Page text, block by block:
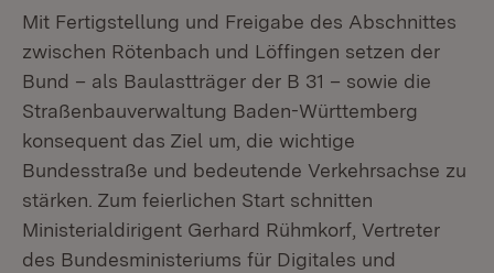
Mit Fertigstellung und Freigabe des Abschnittes
zwischen Rötenbach und Löffingen setzen der
Bund – als Baulastträger der B 31 – sowie die
Straßenbauverwaltung Baden-Württemberg
konsequent das Ziel um, die wichtige
Bundesstraße und bedeutende Verkehrsachse zu
stärken. Zum feierlichen Start schnitten
Ministerialdirigent Gerhard Rühmkorf, Vertreter
des Bundesministeriums für Digitales und